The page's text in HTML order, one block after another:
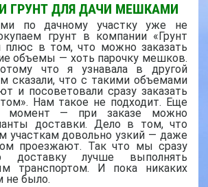
ГРУНТ ДЛЯ ДАЧИ МЕШКАМИ
по дачному участку уже не
грунт в компании «Грунт
в том, что можно заказать
объемы — хоть парочку мешков.
что я узнавала в другой
сказали, что с такими объемами
и посоветовали сразу заказать
Нам такое не подходит. Еще
момент — при заказе можно
доставки. Дело в том, что
участкам довольно узкий — даже
проезжают. Так что мы сразу
доставку лучше выполнять
транспортом. И пока никаких
не было.